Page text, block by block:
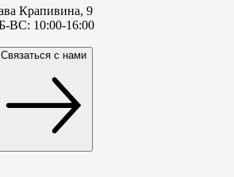
Крапивина, 9
ВС: 10:00-16:00
Связаться с нами